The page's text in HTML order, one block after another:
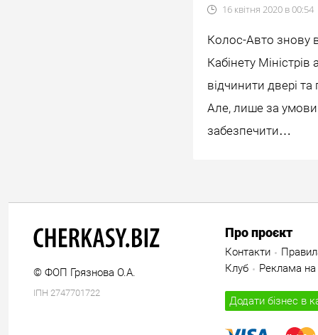
16 квітня 2020 в00:54
Колос-Авто знову
Кабінету
відчинити двері
Але, лише за
забезпечити…
© ФОП Грязнова О.А.
ІПН 2747701722
Про проєкт
Контакти
Клуб
Реклама на
Додати бізнес в